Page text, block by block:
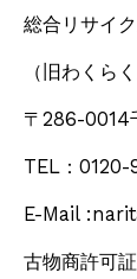
総合リサイ
（旧わくら
〒286-0014
TEL：
E-Mail
古物商許可証